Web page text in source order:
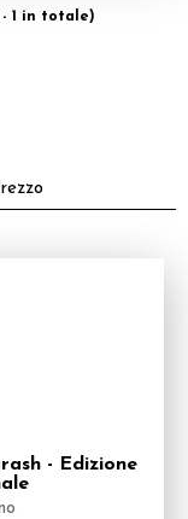
1 in totale)
- Edizione